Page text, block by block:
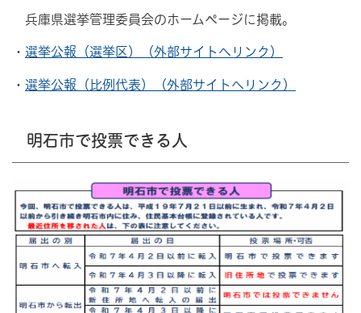
兵庫県選挙管理委員会のホームページに掲載。
・ 選挙公報（選挙区）（外部サイトへリンク）
・ 選挙公報（比例代表）（外部サイトへリンク）
明石市で投票できる人